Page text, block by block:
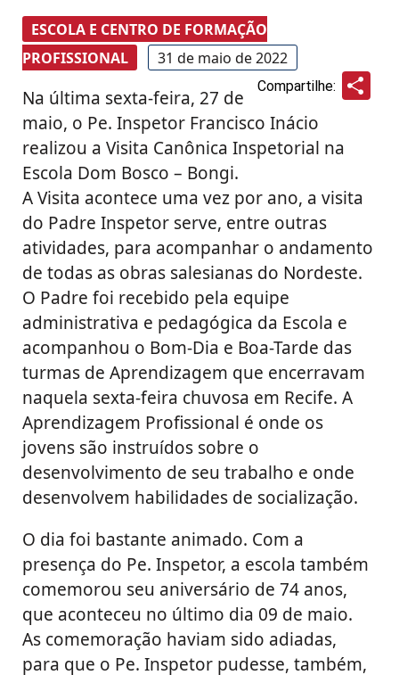
ESCOLA E CENTRO DE FORMAÇÃO
PROFISSIONAL
31 de maio de 2022
Compartilhe:
Na última sexta-feira, 27 de
maio, o Pe. Inspetor Francisco Inácio
realizou a Visita Canônica Inspetorial na
Escola Dom Bosco – Bongi.
A Visita acontece uma vez por ano, a visita
do Padre Inspetor serve, entre outras
atividades, para acompanhar o andamento
de todas as obras salesianas do Nordeste.
O Padre foi recebido pela equipe
administrativa e pedagógica da Escola e
acompanhou o Bom-Dia e Boa-Tarde das
turmas de Aprendizagem que encerravam
naquela sexta-feira chuvosa em Recife. A
Aprendizagem Profissional é onde os
jovens são instruídos sobre o
desenvolvimento de seu trabalho e onde
desenvolvem habilidades de socialização.
O dia foi bastante animado. Com a
presença do Pe. Inspetor, a escola também
comemorou seu aniversário de 74 anos,
que aconteceu no último dia 09 de maio.
As comemoração haviam sido adiadas,
para que o Pe. Inspetor pudesse, também,